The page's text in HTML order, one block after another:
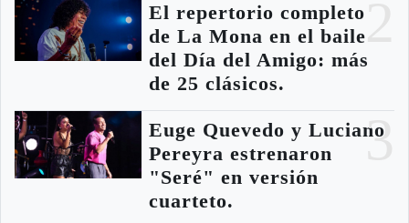
El repertorio completo
de La Mona en el baile
del Día del Amigo: más
de 25 clásicos.
3
Euge Quevedo y Luciano
Pereyra estrenaron
"Seré" en versión
cuarteto.